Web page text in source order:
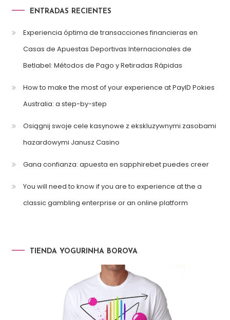
ENTRADAS RECIENTES
Experiencia óptima de transacciones financieras en
Casas de Apuestas Deportivas Internacionales de
Betlabel: Métodos de Pago y Retiradas Rápidas
How to make the most of your experience at PayID Pokies
Australia: a step-by-step
Osiągnij swoje cele kasynowe z ekskluzywnymi zasobami
hazardowymi Janusz Casino
Gana confianza: apuesta en sapphirebet puedes creer
You will need to know if you are to experience at the a
classic gambling enterprise or an online platform
TIENDA YOGURINHA BOROVA